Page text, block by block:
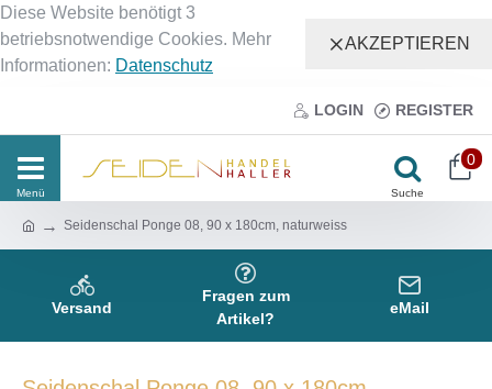
Diese Website benötigt 3
betriebsnotwendige Cookies. Mehr
Informationen: Datenschutz
AKZEPTIEREN
LOGIN REGISTER
0
Seidenschal Ponge 08, 90 x 180cm, naturweiss
Versand
Fragen zum
Artikel?
eMail